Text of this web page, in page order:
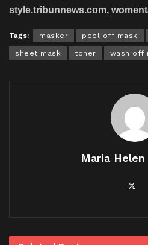
style.tribunnews.com,
Tags: masker peel off mask
sheet mask toner wash off
Maria